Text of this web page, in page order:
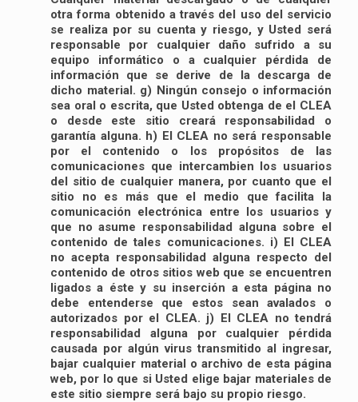
otra forma obtenido a través del uso del servicio
se realiza por su cuenta y riesgo, y Usted será
responsable por cualquier daño sufrido a su
equipo informático o a cualquier pérdida de
información que se derive de la descarga de
dicho material. g) Ningún consejo o información
sea oral o escrita, que Usted obtenga de el CLEA
o desde este sitio creará responsabilidad o
garantía alguna. h) El CLEA no será responsable
por el contenido o los propósitos de las
comunicaciones que intercambien los usuarios
del sitio de cualquier manera, por cuanto que el
sitio no es más que el medio que facilita la
comunicación electrónica entre los usuarios y
que no asume responsabilidad alguna sobre el
contenido de tales comunicaciones. i) El CLEA
no acepta responsabilidad alguna respecto del
contenido de otros sitios web que se encuentren
ligados a éste y su inserción a esta página no
debe entenderse que estos sean avalados o
autorizados por el CLEA. j) El CLEA no tendrá
responsabilidad alguna por cualquier pérdida
causada por algún virus transmitido al ingresar,
bajar cualquier material o archivo de esta página
web, por lo que si Usted elige bajar materiales de
este sitio siempre será bajo su propio riesgo.